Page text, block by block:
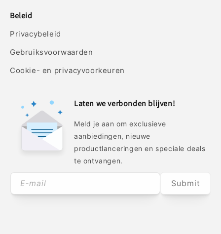
Beleid
Privacybeleid
Gebruiksvoorwaarden
Cookie- en privacyvoorkeuren
Laten we verbonden blijven!
Meld je aan om exclusieve
aanbiedingen, nieuwe
productlanceringen en speciale deals
te ontvangen.
E‑mail Submit